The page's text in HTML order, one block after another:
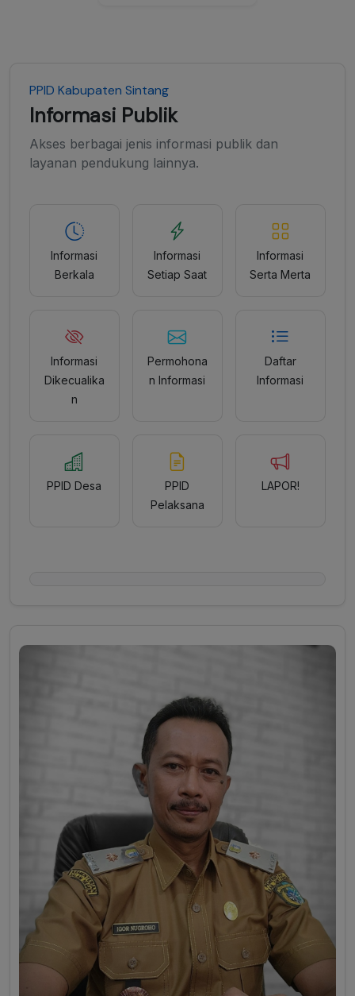
PPID Kabupaten Sintang
Informasi Publik
Akses berbagai jenis informasi publik dan
layanan pendukung lainnya.
Informasi
Berkala
Informasi
Setiap Saat
Informasi
Serta Merta
Informasi
Dikecualika
n
Permohona
n Informasi
Daftar
Informasi
PPID Desa
PPID
Pelaksana
LAPOR!